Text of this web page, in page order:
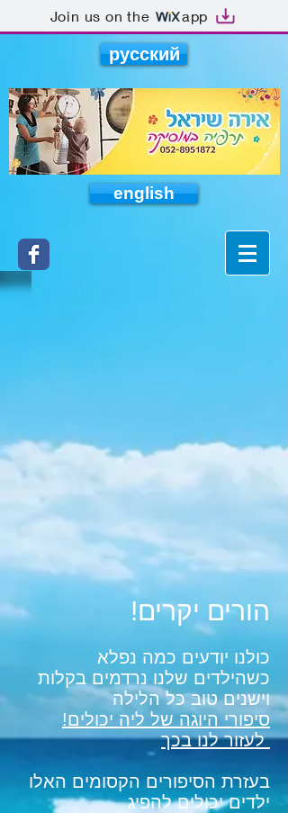
Join us on the app
русский
english
!הורים יקרים
כולנו יודעים כמה נפלא
כשהילדים שלנו נרדמים בקלות
וישנים טוב כל הלילה
!סיפורי היוגה של ליה יכולים
לעזור לנו בכך
בעזרת הסיפורים הקסומים האלו
ילדים יכולים להפיג